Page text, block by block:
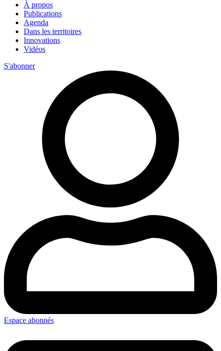
À propos
Publications
Agenda
Dans les territoires
Innovations
Vidéos
S'abonner
Espace abonnés